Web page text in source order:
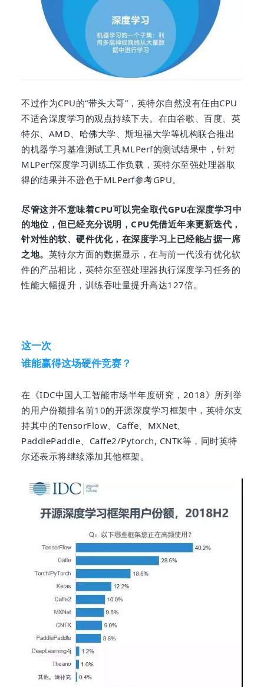
不过作为CPU的“带头大哥”，英特尔自然没有任由CPU
不适合深度学习的观点持续下去。在由谷歌、百度、英
特尔、AMD、哈佛大学、斯坦福大学等机构联合推出
的机器学习基准测试工具MLPerf的测试结果中，针对
MLPerf深度学习训练工作负载，英特尔至强处理器取
得的结果并不逊色于MLPerf参考GPU。
尽管这并不意味着CPU可以完全取代GPU在深度学习中
的地位，但已经充分说明，CPU凭借近年来更新迭代，
针对性的软、硬件优化，在深度学习上已经能占据一席
之地。 英特尔方面的数据显示，在与前一代没有优化软
件的产品相比，英特尔至强处理器执行深度学习任务的
性能大幅提升，训练吞吐量提升高达127倍。
这一次
谁能赢得这场硬件竞赛？
在《IDC中国人工智能市场半年度研究，2018》所列举
的用户份额排名前10的开源深度学习框架中，英特尔支
持其中的TensorFlow、Caffe、MXNet、
PaddlePaddle、Caffe2/Pytorch, CNTK等，同时英特
尔还表示将继续添加其他框架。